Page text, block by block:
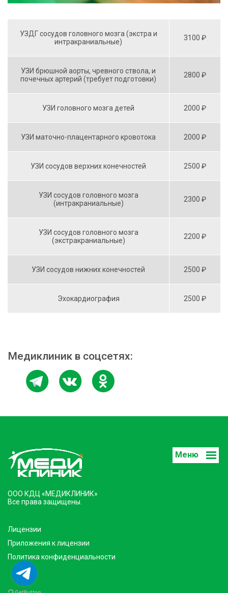
УЗДГ сосудов головного мозга (экстра и
интракраниальные)
3100 ₽
УЗИ брюшной аорты, чревного ствола, и
почечных артерий (требует подготовки)
2800 ₽
УЗИ головного мозга детей 2000 ₽
УЗИ маточно-плацентарного кровотока 2000 ₽
УЗИ сосудов верхних конечностей 2500 ₽
УЗИ сосудов головного мозга
(интракраниальные)
2300 ₽
УЗИ сосудов головного мозга
(экстракраниальные)
2200 ₽
УЗИ сосудов нижних конечностей 2500 ₽
Эхокардиография 2500 ₽
Медиклиник в соцсетях:
ООО КДЦ «МЕДИКЛИНИК»
Все права защищены.
Лицензии
Приложения к лицензии
Политика конфиденциальности
Меню